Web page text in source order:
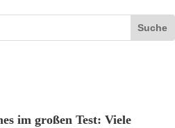
im großen Test: Viele